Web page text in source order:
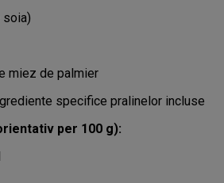
soia)
miez de palmier
specifice pralinelor incluse
per 100 g):